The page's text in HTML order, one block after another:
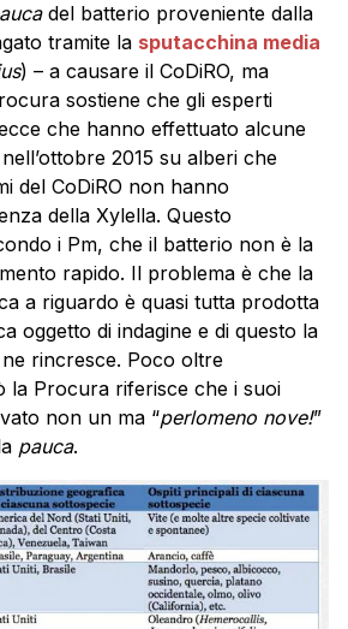
del batterio proveniente dalla
tramite la sputacchina media
) – a causare il CoDiRO, ma
sostiene che gli esperti
che hanno effettuato alcune
2015 su alberi che
del CoDiRO non hanno
della Xylella. Questo
i Pm, che il batterio non è la
rapido. Il problema è che la
a riguardo è quasi tutta prodotta
oggetto di indagine e di questo la
rincresce. Poco oltre
la Procura riferisce che i suoi
non un ma “perlomeno nove!”
pauca.